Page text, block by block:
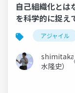
自己組織化とは
を科学的に捉え
動き出すチーム
を3つ考えてみた
アジャイル
shimitaka
水隆史）